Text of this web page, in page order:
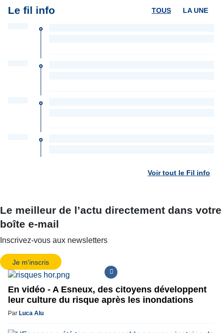
Le fil info LA UNE
TOUS
Voir tout le Fil info
Le meilleur de l’actu directement dans votre
boîte e-mail
Inscrivez-vous aux newsletters
Je m'inscris
En vidéo - A Esneux, des citoyens développent
leur culture du risque après les inondations
Par Luca Alu